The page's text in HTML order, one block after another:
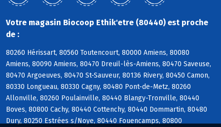
Votre magasin Biocoop Ethik'etre (80440) est proche
de :
80260 Hérissart, 80560 Toutencourt, 80000 Amiens, 80080
Amiens, 80090 Amiens, 80470 Dreuil-lès-Amiens, 80470 Saveuse,
80470 Argoeuves, 80470 St-Sauveur, 80136 Rivery, 80450 Camon,
80330 Longueau, 80330 Cagny, 80480 Pont-de-Metz, 80260
Allonville, 80260 Poulainville, 80440 Blangy-Tronville, 80440
Boves, 80800 Cachy, 80440 Cottenchy, 80440 Dommartin, 80480
Dury, 80250 Estrées s/Noye, 80440 Fouencamps, 80800